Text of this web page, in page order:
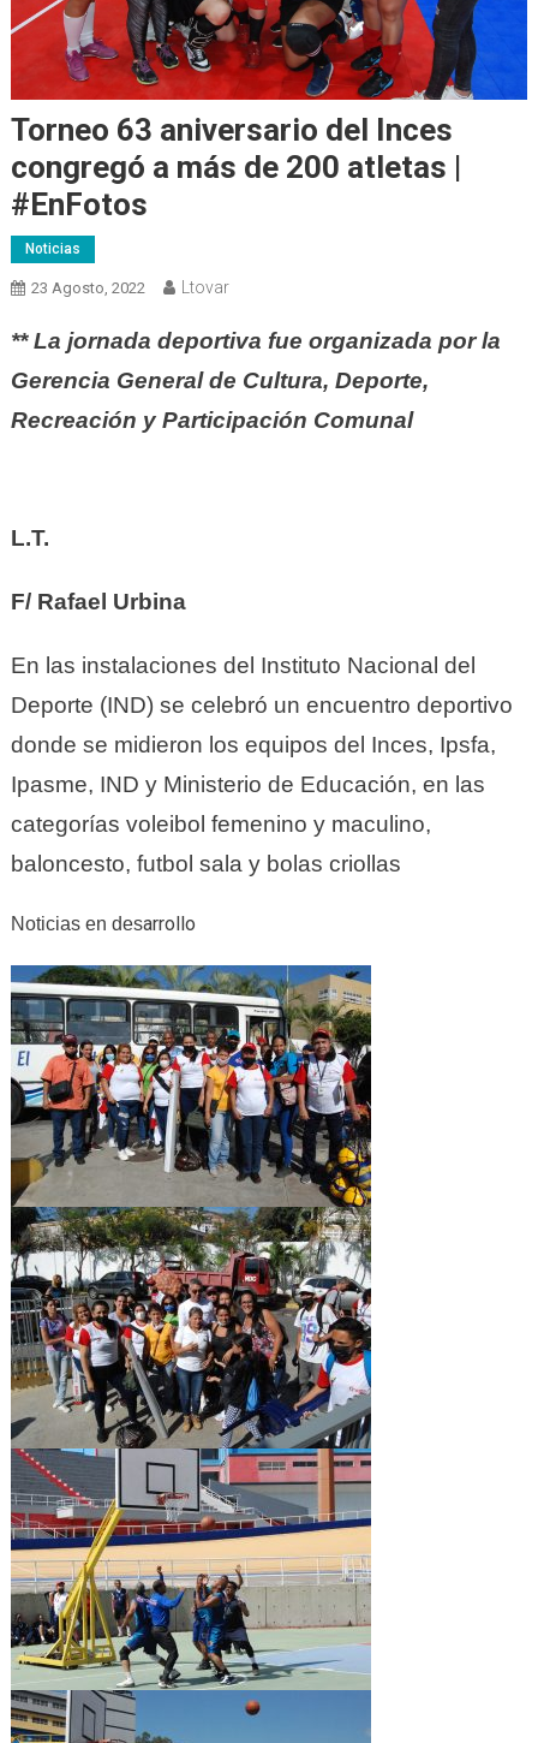
Torneo 63 aniversario del Inces
congregó a más de 200 atletas |
#EnFotos
Noticias
23 Agosto, 2022 Ltovar
** La jornada deportiva fue organizada por la
Gerencia General de Cultura, Deporte,
Recreación y Participación Comunal
L.T.
F/ Rafael Urbina
En las instalaciones del Instituto Nacional del
Deporte (IND) se celebró un encuentro deportivo
donde se midieron los equipos del Inces, Ipsfa,
Ipasme, IND y Ministerio de Educación, en las
categorías voleibol femenino y maculino,
baloncesto, futbol sala y bolas criollas
Noticias en desarrollo